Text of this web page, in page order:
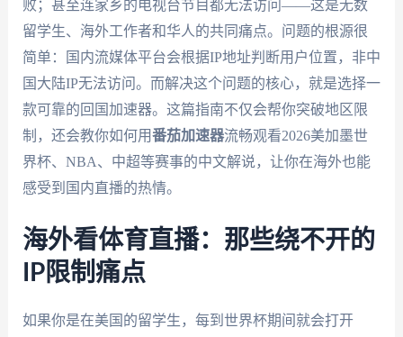
败；甚至连家乡的电视台节目都无法访问——这是无数
留学生、海外工作者和华人的共同痛点。问题的根源很
简单：国内流媒体平台会根据IP地址判断用户位置，非中
国大陆IP无法访问。而解决这个问题的核心，就是选择一
款可靠的回国加速器。这篇指南不仅会帮你突破地区限
制，还会教你如何用番茄加速器流畅观看2026美加墨世
界杯、NBA、中超等赛事的中文解说，让你在海外也能
感受到国内直播的热情。
海外看体育直播：那些绕不开的
IP限制痛点
如果你是在美国的留学生，每到世界杯期间就会打开